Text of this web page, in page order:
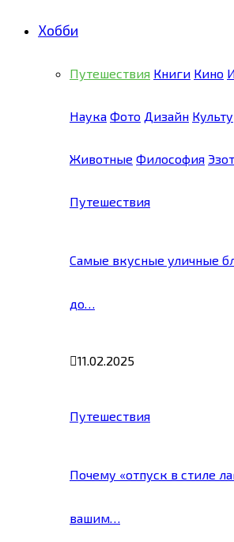
Хобби
Путешествия Книги Кино
Наука Фото Дизайн
Животные Философия
Путешествия
Самые вкусные уличные
до…
11.02.2025
Путешествия
Почему «отпуск в стиле
вашим…